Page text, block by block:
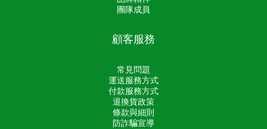
團隊成員
顧客服務
常見問題
運送服務方式
付款服務方式
退換貨政策
條款與細則
防詐騙宣導